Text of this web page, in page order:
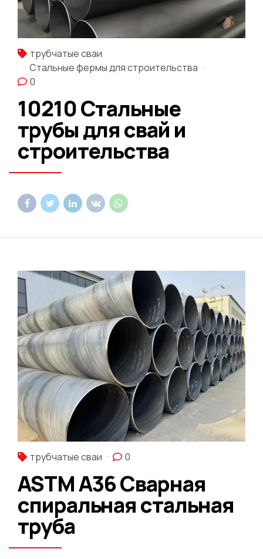
трубчатые сваи
Стальные фермы для строительства
0
10210 Стальные
трубы для свай и
строительства
трубчатые сваи 0
ASTM A36 Сварная
спиральная стальная
труба